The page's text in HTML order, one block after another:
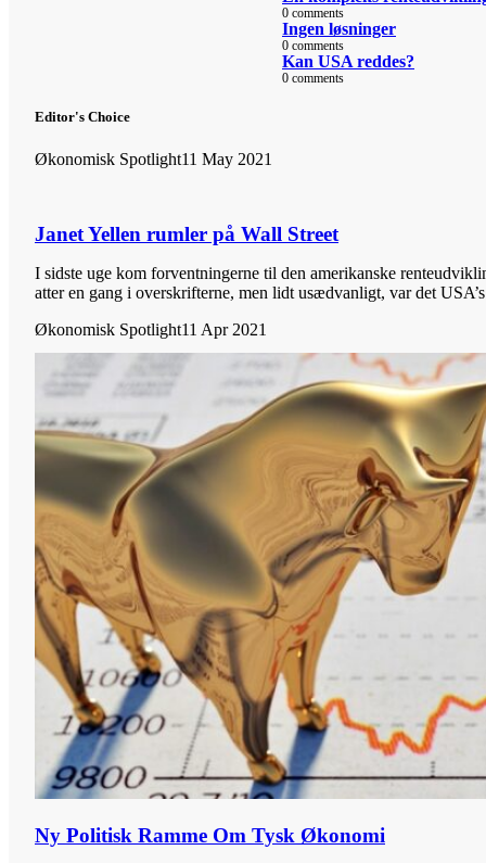
0 comments
Ingen løsninger
0 comments
Kan USA reddes?
0 comments
Editor's Choice
Økonomisk Spotlight11 May 2021
Janet Yellen rumler på Wall Street
I sidste uge kom forventningerne til den amerikanske
atter en gang i overskrifterne, men lidt usædvanligt, var det
Økonomisk Spotlight11 Apr 2021
Ny Politisk Ramme Om Tysk Økonomi